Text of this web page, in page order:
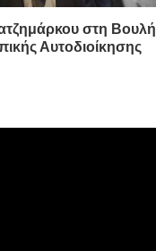
στη Βουλή
Αυτοδιοίκησης